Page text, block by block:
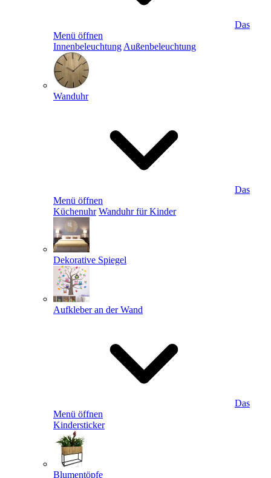
Das
Menü öffnen
Innenbeleuchtung Außenbeleuchtung
Wanduhr
Das
Menü öffnen
Küchenuhr Wanduhr für Kinder
Dekorative Spiegel
Aufkleber an der Wand
Das
Menü öffnen
Kindersticker
Blumentöpfe